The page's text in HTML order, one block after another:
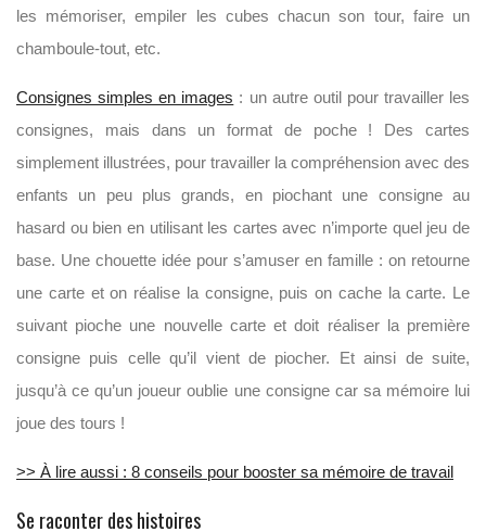
les mémoriser, empiler les cubes chacun son tour, faire un
chamboule-tout, etc.
Consignes simples en images : un autre outil pour travailler les
consignes, mais dans un format de poche ! Des cartes
simplement illustrées, pour travailler la compréhension avec des
enfants un peu plus grands, en piochant une consigne au
hasard ou bien en utilisant les cartes avec n’importe quel jeu de
base. Une chouette idée pour s’amuser en famille : on retourne
une carte et on réalise la consigne, puis on cache la carte. Le
suivant pioche une nouvelle carte et doit réaliser la première
consigne puis celle qu’il vient de piocher. Et ainsi de suite,
jusqu’à ce qu’un joueur oublie une consigne car sa mémoire lui
joue des tours !
>> À lire aussi : 8 conseils pour booster sa mémoire de travail
Se raconter des histoires